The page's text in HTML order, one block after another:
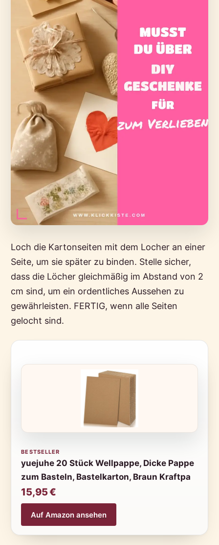
Loch die Kartonseiten mit dem Locher an einer
Seite, um sie später zu binden. Stelle sicher,
dass die Löcher gleichmäßig im Abstand von 2
cm sind, um ein ordentliches Aussehen zu
gewährleisten. FERTIG, wenn alle Seiten
gelocht sind.
BESTSELLER
yuejuhe 20 Stück Wellpappe, Dicke Pappe
zum Basteln, Bastelkarton, Braun Kraftpa
15,95 €
Auf Amazon ansehen